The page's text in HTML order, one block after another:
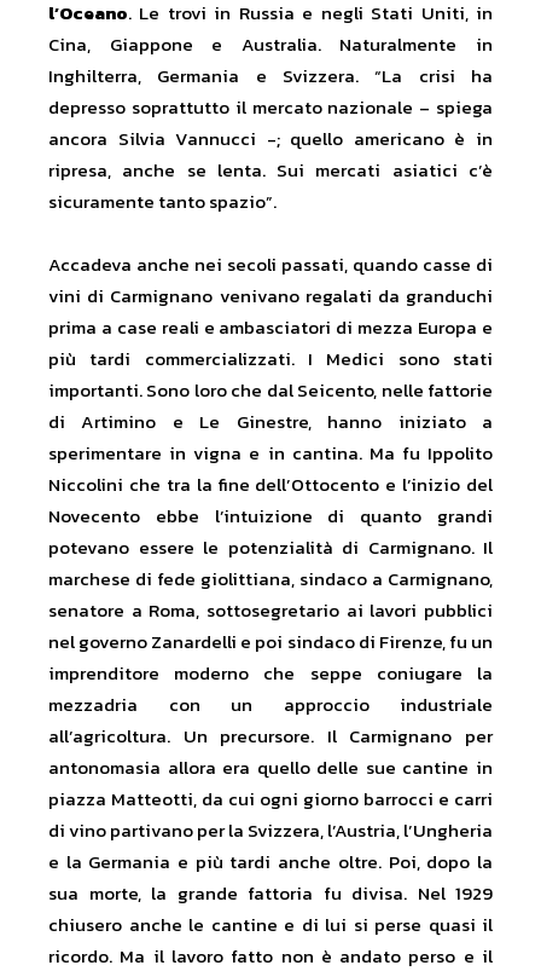
l’Oceano. Le trovi in Russia e negli Stati Uniti, in
Cina, Giappone e Australia. Naturalmente in
Inghilterra, Germania e Svizzera. “La crisi ha
depresso soprattutto il mercato nazionale – spiega
ancora Silvia Vannucci -; quello americano è in
ripresa, anche se lenta. Sui mercati asiatici c’è
sicuramente tanto spazio”.
Accadeva anche nei secoli passati, quando casse di
vini di Carmignano venivano regalati da granduchi
prima a case reali e ambasciatori di mezza Europa e
più tardi commercializzati. I Medici sono stati
importanti. Sono loro che dal Seicento, nelle fattorie
di Artimino e Le Ginestre, hanno iniziato a
sperimentare in vigna e in cantina. Ma fu Ippolito
Niccolini che tra la fine dell’Ottocento e l’inizio del
Novecento ebbe l’intuizione di quanto grandi
potevano essere le potenzialità di Carmignano. Il
marchese di fede giolittiana, sindaco a Carmignano,
senatore a Roma, sottosegretario ai lavori pubblici
nel governo Zanardelli e poi sindaco di Firenze, fu un
imprenditore moderno che seppe coniugare la
mezzadria con un approccio industriale
all’agricoltura. Un precursore. Il Carmignano per
antonomasia allora era quello delle sue cantine in
piazza Matteotti, da cui ogni giorno barrocci e carri
di vino partivano per la Svizzera, l’Austria, l’Ungheria
e la Germania e più tardi anche oltre. Poi, dopo la
sua morte, la grande fattoria fu divisa. Nel 1929
chiusero anche le cantine e di lui si perse quasi il
ricordo. Ma il lavoro fatto non è andato perso e il